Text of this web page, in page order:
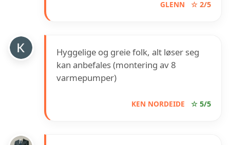
GLENN ☆ 2/5
Hyggelige og greie folk, alt løser seg
kan anbefales (montering av 8
varmepumper)
KEN NORDEIDE ☆ 5/5